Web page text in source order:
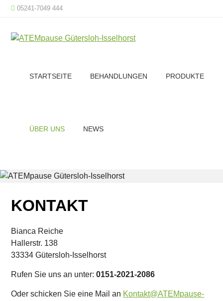
05241-7049 444
STARTSEITE BEHANDLUNGEN PRODUKTE
ÜBER UNS NEWS
KONTAKT
Bianca Reiche
Hallerstr. 138
33334 Gütersloh-Isselhorst
Rufen Sie uns an unter:0151-2021-2086
Oder schicken Sie eine Mail an Kontakt@ATEMpause-